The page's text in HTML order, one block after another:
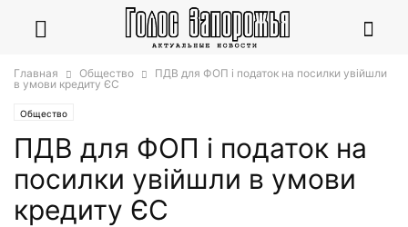
Главная Общество
ПДВ для ФОП і податок на посилки увійшли
в умови кредиту ЄС
Общество
ПДВ для ФОП і податок на
посилки увійшли в умови
кредиту ЄС